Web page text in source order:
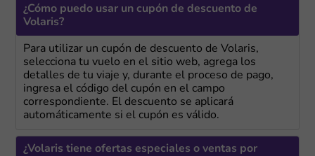
¿Cómo puedo usar un cupón de descuento de
Volaris?
Para utilizar un cupón de descuento de Volaris,
selecciona tu vuelo en el sitio web, agrega los
detalles de tu viaje y, durante el proceso de pago,
ingresa el código del cupón en el campo
correspondiente. El descuento se aplicará
automáticamente si el cupón es válido.
¿Volaris tiene ofertas especiales o ventas por